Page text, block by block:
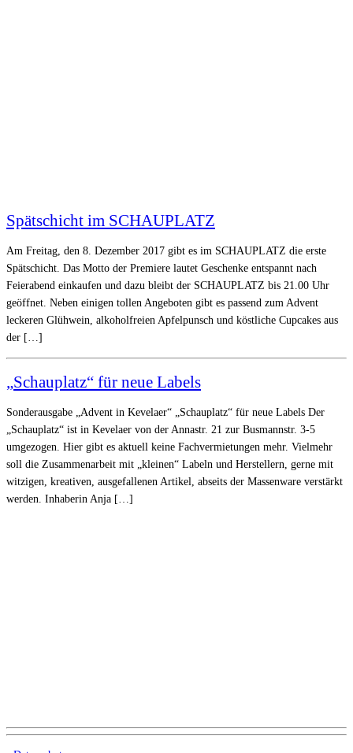
Spätschicht im SCHAUPLATZ
Am Freitag, den 8. Dezember 2017 gibt es im SCHAUPLATZ die erste
Spätschicht. Das Motto der Premiere lautet Geschenke entspannt nach
Feierabend einkaufen und dazu bleibt der SCHAUPLATZ bis 21.00 Uhr
geöffnet. Neben einigen tollen Angeboten gibt es passend zum Advent
leckeren Glühwein, alkoholfreien Apfelpunsch und köstliche Cupcakes aus
der […]
„Schauplatz“ für neue Labels
Sonderausgabe „Advent in Kevelaer“ „Schauplatz“ für neue Labels Der
„Schauplatz“ ist in Kevelaer von der Annastr. 21 zur Busmannstr. 3-5
umgezogen. Hier gibt es aktuell keine Fachvermietungen mehr. Vielmehr
soll die Zusammenarbeit mit „kleinen“ Labeln und Herstellern, gerne mit
witzigen, kreativen, ausgefallenen Artikel, abseits der Massenware verstärkt
werden. Inhaberin Anja […]